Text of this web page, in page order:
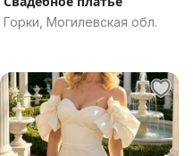
Горки, Могилевская обл.